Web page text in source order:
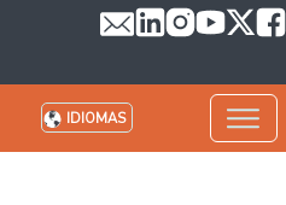
IDIOMAS